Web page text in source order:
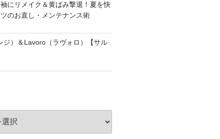
にリメイク＆黄ばみ撃退！夏を快
のお直し・メンテナンス術
ジ）＆Lavoro（ラヴォロ）【サル